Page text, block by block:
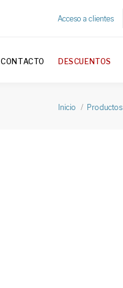
Acceso a clientes
CONTACTO DESCUENTOS
Inicio Productos